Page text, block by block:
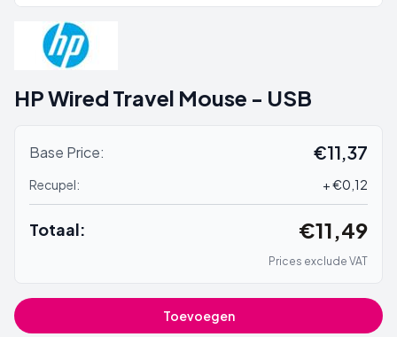
HP Wired Travel Mouse - USB
Base Price: €11,37
Recupel: + €0,12
Totaal: €11,49
Prices exclude VAT
Toevoegen